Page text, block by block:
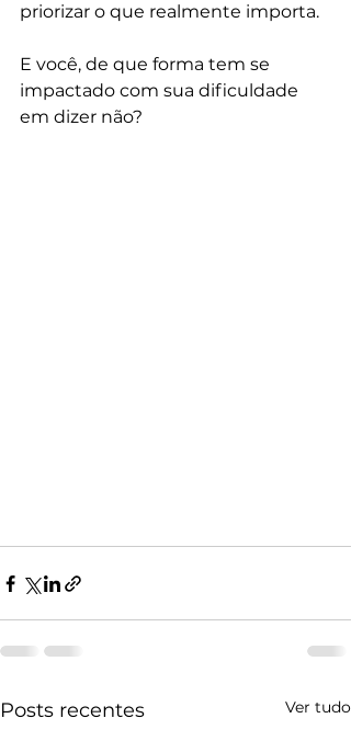
priorizar o que realmente importa.
E você, de que forma tem se
impactado com sua dificuldade
em dizer não?
Posts recentes Ver tudo